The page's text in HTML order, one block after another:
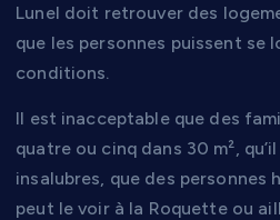
Lunel doit retrouver des
que les personnes puissent se
conditions.
Il est inacceptable que des
quatre ou cinq dans 30 m²,
insalubres, que des personnes
peut le voir à la Roquette ou